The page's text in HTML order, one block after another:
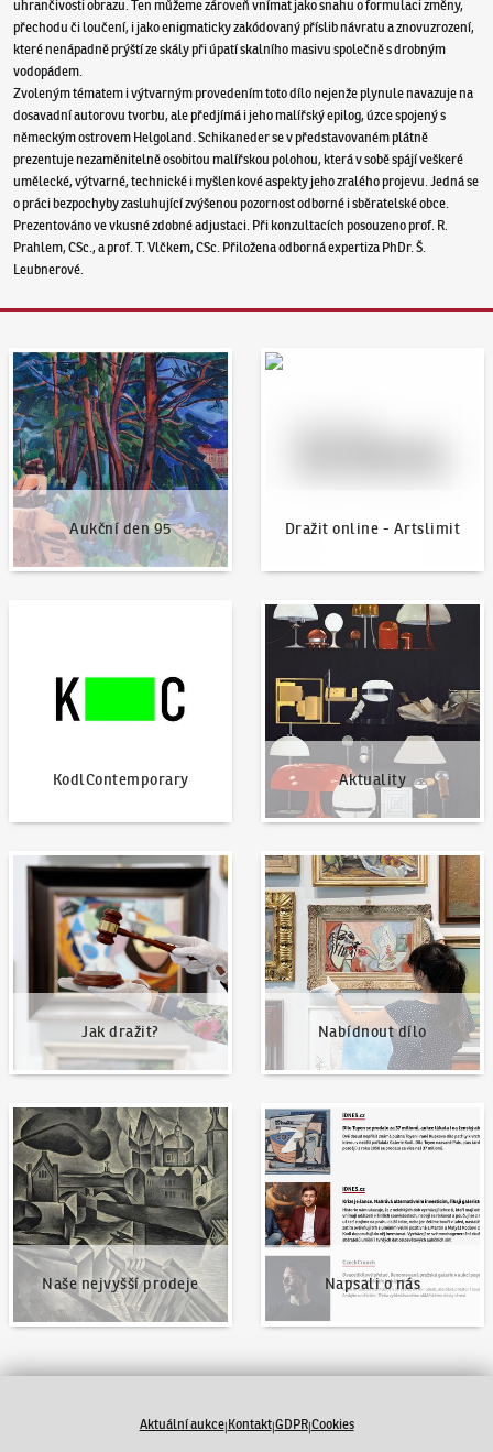
uhrančivosti obrazu. Ten můžeme zároveň vnímat jako snahu o formulaci změny,
přechodu či loučení, i jako enigmaticky zakódovaný příslib návratu a znovuzrození,
které nenápadně prýští ze skály při úpatí skalního masivu společně s drobným
vodopádem.
Zvoleným tématem i výtvarným provedením toto dílo nejenže plynule navazuje na
dosavadní autorovu tvorbu, ale předjímá i jeho malířský epilog, úzce spojený s
německým ostrovem Helgoland. Schikaneder se v představovaném plátně
prezentuje nezaměnitelně osobitou malířskou polohou, která v sobě spájí veškeré
umělecké, výtvarné, technické i myšlenkové aspekty jeho zralého projevu. Jedná se
o práci bezpochyby zasluhující zvýšenou pozornost odborné i sběratelské obce.
Prezentováno ve vkusné zdobné adjustaci. Při konzultacích posouzeno prof. R.
Prahlem, CSc., a prof. T. Vlčkem, CSc. Přiložena odborná expertiza PhDr. Š.
Leubnerové.
Aukční den 95
Aukční den 95
Dražit online - Artslimit
Dražit online - Artslimit
KodlContemporary Aktuality
Aktuality
Jak dražit?
Jak dražit?
Nabídnout dílo
Nabídnout dílo
Naše nejvyšší prodeje
Naše nejvyšší prodeje
Napsali o nás
Napsali o nás
Aktuální aukce|Kontakt|GDPR|Cookies